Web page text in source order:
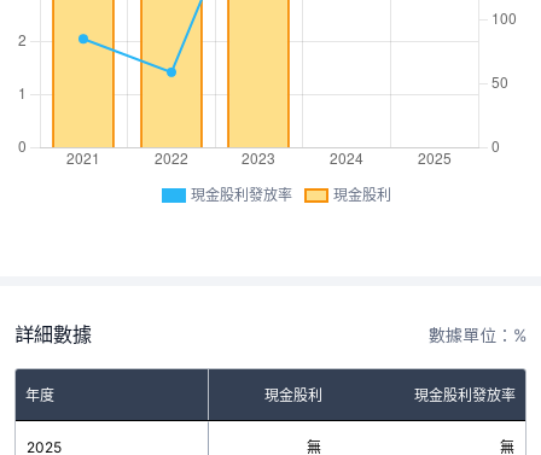
現金股利發放率 現金股利
詳細數據 數據單位：%
年度 現金股利 現金股利發放率
2025 無 無